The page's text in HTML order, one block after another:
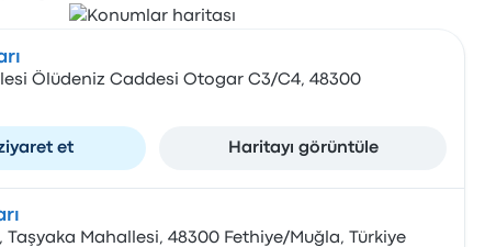
Ölüdeniz Caddesi Otogar C3/C4, 48300
et Haritayı görüntüle
Mahallesi, 48300 Fethiye/Muğla, Türkiye